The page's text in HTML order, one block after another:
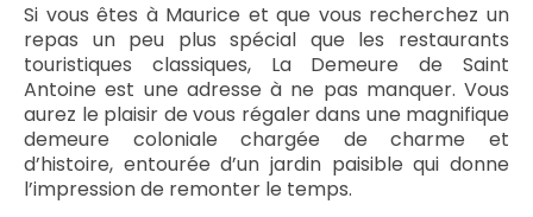
Si vous êtes à Maurice et que vous recherchez un
repas un peu plus spécial que les restaurants
touristiques classiques, La Demeure de Saint
Antoine est une adresse à ne pas manquer. Vous
aurez le plaisir de vous régaler dans une magnifique
demeure coloniale chargée de charme et
d’histoire, entourée d’un jardin paisible qui donne
l’impression de remonter le temps.